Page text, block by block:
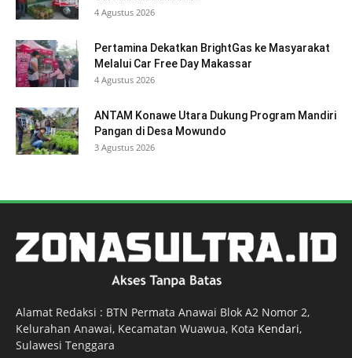
4 Agustus 2026
Pertamina Dekatkan BrightGas ke Masyarakat
Melalui Car Free Day Makassar
4 Agustus 2026
ANTAM Konawe Utara Dukung Program Mandiri
Pangan di Desa Mowundo
3 Agustus 2026
Alamat Redaksi : BTN Permata Anawai Blok A2 Nomor 2,
Kelurahan Anawai, Kecamatan Wuawua, Kota Kendari,
Sulawesi Tenggara